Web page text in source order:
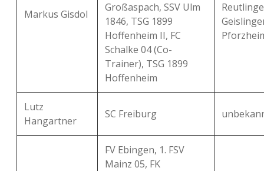
Markus Gisdol
Großaspach, SSV Ulm
1846, TSG 1899
Hoffenheim II, FC
Schalke 04 (Co-
Trainer), TSG 1899
Hoffenheim
Lutz
Hangartner
SC Freiburg
FV Ebingen, 1. FSV
Mainz 05, FK